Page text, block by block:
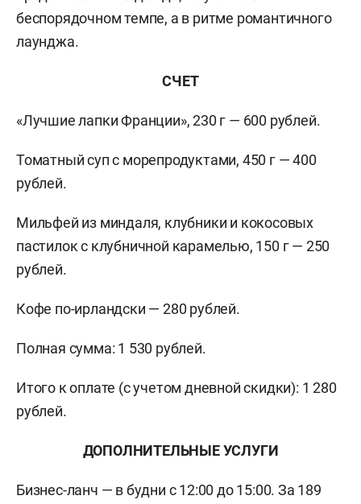
беспорядочном темпе, а в ритме романтичного
лаунджа.
СЧЕТ
«Лучшие лапки Франции», 230 г — 600 рублей.
Томатный суп с морепродуктами, 450 г — 400
рублей.
Мильфей из миндаля, клубники и кокосовых
пастилок с клубничной карамелью, 150 г — 250
рублей.
Кофе по-ирландски — 280 рублей.
Полная сумма: 1 530 рублей.
Итого к оплате (с учетом дневной скидки): 1 280
рублей.
ДОПОЛНИТЕЛЬНЫЕ УСЛУГИ
Бизнес-ланч — в будни с 12:00 до 15:00. За 189